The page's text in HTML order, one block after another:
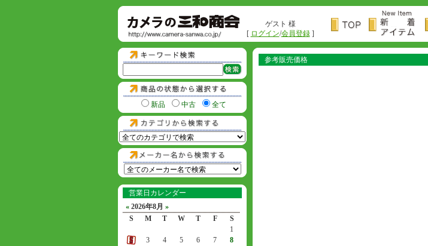
ゲスト 様
[ ログイン/会員登録]
新品 中古 全て
営業日カレンダー
« 2026年8月 »
S
M T W T F
S
1
2
3 4 5 6 7
8
参考販売価格